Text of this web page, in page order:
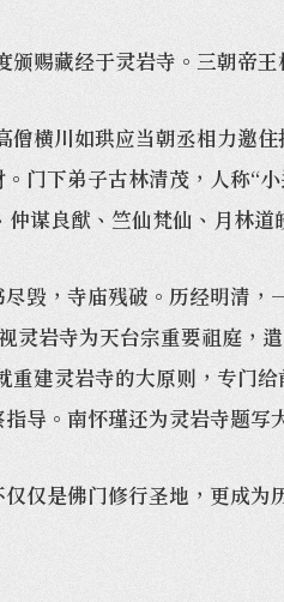
藏经于灵岩寺。三朝帝王
川如珙应当朝丞相力邀住
门下弟子古林清茂，人称“
谋良猷、竺仙梵仙、月林
，寺庙残破。历经明清，
灵岩寺为天台宗重要祖庭，
建灵岩寺的大原则，专门
导。南怀瑾还为灵岩寺题写
是佛门修行圣地，更成为